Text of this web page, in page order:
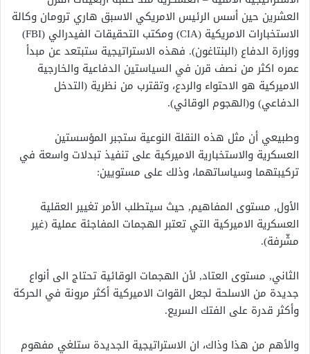
العشرين حين أسس الرئيس الامريكي الاسبق هاري ترومان وكالة
الاستخبارات الامريكية (CIA) ومكتب التحقيقات الفيدرالي (FBI)
ووزارة الدفاع (البنتاغون). فهذه الاستراتيجية ستبتعد عن مبدأ
عمره اكثر من نصف قرن في السياستين الدفاعية والخارجية
الاميركية هو الاحتواء والردع، وتقترب من نظرية (التدخل
الدفاعي) و(الهجوم الوقائي).
وطبيعي أن مثل هذه النقلة النوعية ستجبر المؤسستين
العسكرية والاستخبارية الاميركية على تنفيذ تبدلات واسعة في
تركيبتهما وسياساتهما، وذلك على مستويين:
الأول, مستوى المفاهيم, حيث سيتطلب الأمر تغيير العقلية
العسكرية الاميركية التي تعتبر الهجمات المفاجئة عملية (غير
مشّرفة).
الثاني, مستوى العتاد, لأن الهجمات الوقائية تحتاج الى أنواع
جديدة من الاسلحة لجعل القوات الاميركية أكثر مرونة في الحركة
وأكثر قدرة على الفتك السريع.
والأهم من هذا وذاك، ان الاستراتيجية الجديدة ستلغي مفهوم